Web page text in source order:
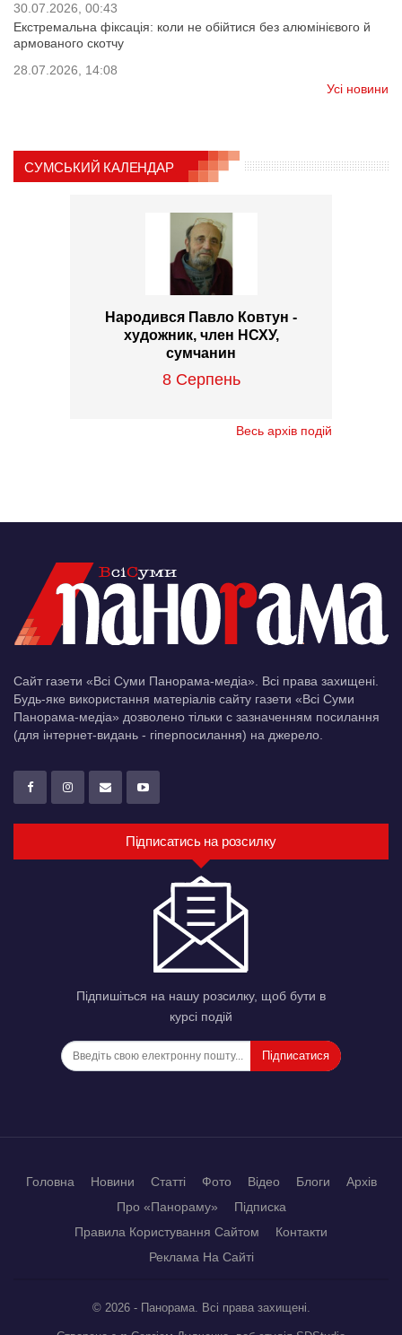
30.07.2026, 00:43
Екстремальна фіксація: коли не обійтися без алюмінієвого й
армованого скотчу
28.07.2026, 14:08
Усі новини
СУМСЬКИЙ КАЛЕНДАР
Народився Павло Ковтун -
художник, член НСХУ,
сумчанин
8 Серпень
Весь архів подій
Сайт газети «Всі Суми Панорама-медіа». Всі права захищені.
Будь-яке використання матеріалів сайту газети «Всі Суми
Панорама-медіа» дозволено тільки c зазначенням посилання
(для інтернет-видань - гіперпосилання) на джерело.
Підписатись на розсилку
Підпишіться на нашу розсилку, щоб бути в
курсі подій
Підписатися
Головна Новини Статті Фото Відео Блоги
Архів
Про «Панораму»
Підписка
Правила Користування Сайтом
Контакти
Реклама На Сайті
© 2026 - Панорама. Всі права захищені.